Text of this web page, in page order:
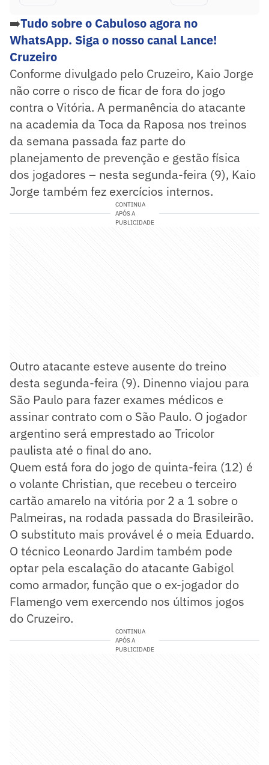
➡️Tudo sobre o Cabuloso agora no
WhatsApp. Siga o nosso canal Lance!
Cruzeiro
Conforme divulgado pelo Cruzeiro, Kaio Jorge
não corre o risco de ficar de fora do jogo
contra o Vitória. A permanência do atacante
na academia da Toca da Raposa nos treinos
da semana passada faz parte do
planejamento de prevenção e gestão física
dos jogadores – nesta segunda-feira (9), Kaio
Jorge também fez exercícios internos.
CONTINUA
APÓS A
PUBLICIDADE
Outro atacante esteve ausente do treino
desta segunda-feira (9). Dinenno viajou para
São Paulo para fazer exames médicos e
assinar contrato com o São Paulo. O jogador
argentino será emprestado ao Tricolor
paulista até o final do ano.
Quem está fora do jogo de quinta-feira (12) é
o volante Christian, que recebeu o terceiro
cartão amarelo na vitória por 2 a 1 sobre o
Palmeiras, na rodada passada do Brasileirão.
O substituto mais provável é o meia Eduardo.
O técnico Leonardo Jardim também pode
optar pela escalação do atacante Gabigol
como armador, função que o ex-jogador do
Flamengo vem exercendo nos últimos jogos
do Cruzeiro.
CONTINUA
APÓS A
PUBLICIDADE